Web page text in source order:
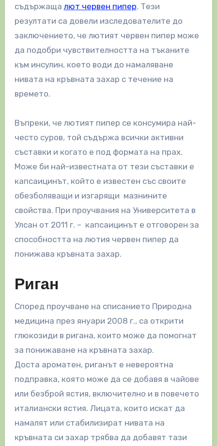
съдържаща лют червен пипер. Тези
резултати са довели изследователите до
заключението, че лютият червен пипер може
да подобри чувствителността на тъканите
към инсулин, което води до намаляване
нивата на кръвната захар с течение на
времето.
Въпреки, че лютият пипер се консумира най-
често суров, той съдържа всички активни
съставки и когато е под формата на прах.
Може би най-известната от тези съставки е
капсаицинът, който е известен със своите
обезболяващи и изгарящи мазнините
свойства. При проучвания на Университета в
Улсан от 2011 г. – капсаицинът е отговорен за
способността на лютия червен пипер да
понижава кръвната захар.
Риган
Според проучване на списанието Природна
медицина през януари 2008 г., са открити
глюкозиди в ригана, които може да помогнат
за понижаване на кръвната захар.
Доста ароматен, риганът е невероятна
подправка, която може да се добавя в чайове
или безброй ястия, включително и в повечето
италиански ястия. Лицата, които искат да
намалят или стабилизират нивата на
кръвната си захар трябва да добавят тази